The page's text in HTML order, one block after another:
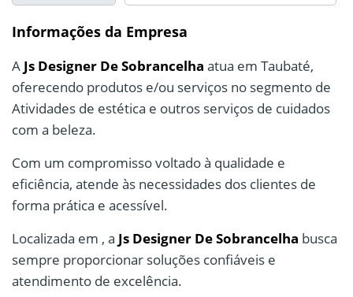
Informações da Empresa
A Js Designer De Sobrancelha atua em Taubaté,
oferecendo produtos e/ou serviços no segmento de
Atividades de estética e outros serviços de cuidados
com a beleza.
Com um compromisso voltado à qualidade e
eficiência, atende às necessidades dos clientes de
forma prática e acessível.
Localizada em , a Js Designer De Sobrancelha busca
sempre proporcionar soluções confiáveis e
atendimento de excelência.